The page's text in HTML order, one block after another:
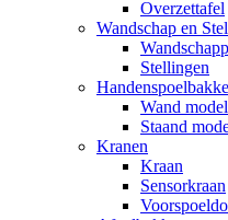
Overzettafel
Wandschap en
Stellingen
Wand
Staand
Kranen
Kraan
Sensorkraan